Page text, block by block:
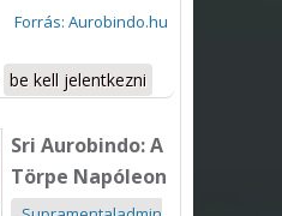
Forrás: Aurobindo.hu
be kell jelentkezni
Sri Aurobindo: A
Törpe Napóleon